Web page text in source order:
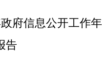
府信息公开工作年
告